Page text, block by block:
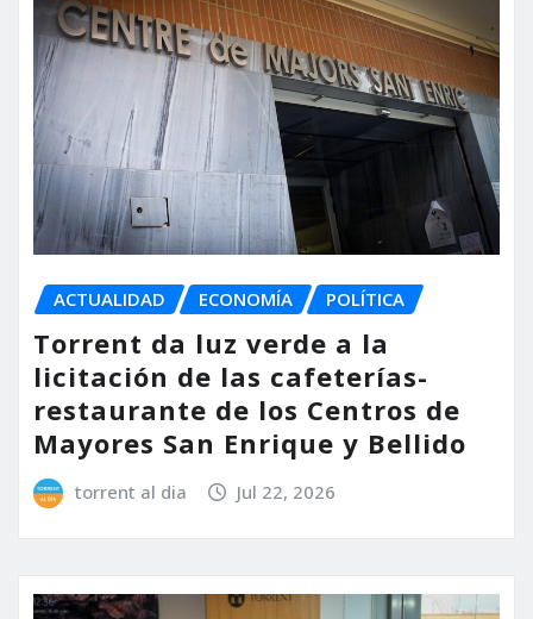
ACTUALIDAD ECONOMÍA POLÍTICA
Torrent da luz verde a la
licitación de las cafeterías-
restaurante de los Centros de
Mayores San Enrique y Bellido
torrent al dia Jul 22, 2026